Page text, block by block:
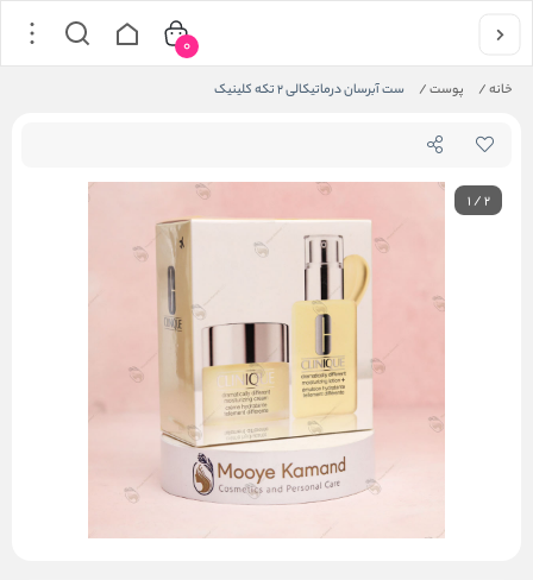
خانه/ پوست/ ست آبرسان درماتیکالی ۲ تکه کلینیک
0
1/2